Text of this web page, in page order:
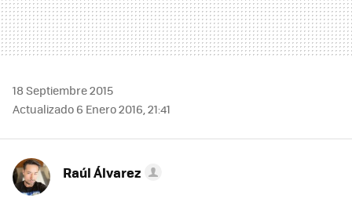
18 Septiembre 2015
Actualizado 6 Enero 2016, 21:41
Raúl Álvarez